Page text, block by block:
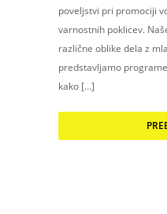
poveljstvi pri promociji
varnostnih poklicev.
različne oblike dela z
predstavljamo
kako […]